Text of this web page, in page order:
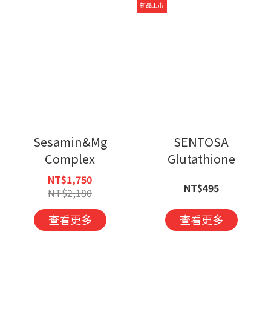
Sesamin&Mg
Complex
NT$1,750
NT$2,180
查看更多
新品上市
SENTOSA
Glutathione
NT$495
查看更多